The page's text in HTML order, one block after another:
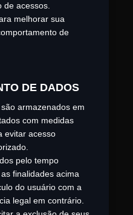
acessos.
melhorar sua
de
DE DADOS
armazenados em
com medidas
evitar acesso
pelo tempo
finalidades acima
do usuário com a
legal em contrário.